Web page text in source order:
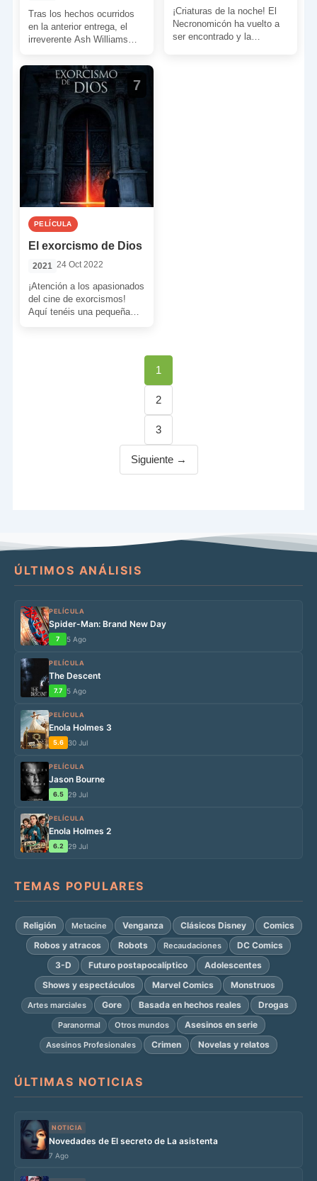
Tras los hechos ocurridos
en la anterior entrega, el
irreverente Ash Williams
medieval. Ahora, armado
con […]
¡Criaturas de la noche! El
Necronomicón ha vuelto a
ser encontrado y la
7
PELÍCULA
El exorcismo de Dios
2021 24 Oct 2022
¡Atención a los apasionados
del cine de exorcismos!
Aquí tenéis una pequeña
Página
1
Página
2
Página
3
Siguiente →
ÚLTIMOS ANÁLISIS
PELÍCULA
Spider-Man: Brand New Day
7 5 Ago
PELÍCULA
The Descent
7.7 5 Ago
PELÍCULA
Enola Holmes 3
5.6 30 Jul
PELÍCULA
Jason Bourne
6.5 29 Jul
PELÍCULA
Enola Holmes 2
6.2 29 Jul
TEMAS POPULARES
Religión Metacine Venganza Clásicos Disney
Comics
Robos y atracos
Robots Recaudaciones
DC Comics
3-D
Futuro postapocalíptico
Adolescentes
Shows y espectáculos
Marvel Comics Monstruos
Artes marciales Gore Basada en hechos reales Drogas
Paranormal Otros mundos Asesinos en serie
Asesinos Profesionales Crimen Novelas y relatos
ÚLTIMAS NOTICIAS
NOTICIA
Novedades de El secreto de La asistenta
7 Ago